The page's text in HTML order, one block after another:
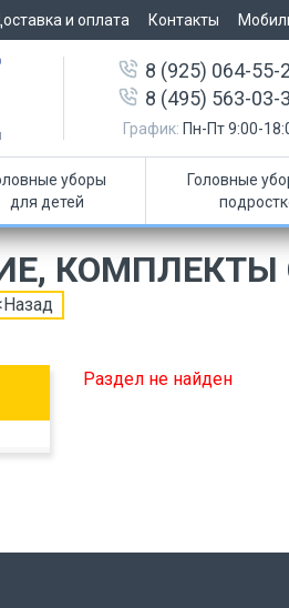
и оплата Контакты
8 (925) 064-55-
8 (495) 563-03-
График: Пн-Пт 9:00-
уборы
для детей
Головные
Раздел не найден